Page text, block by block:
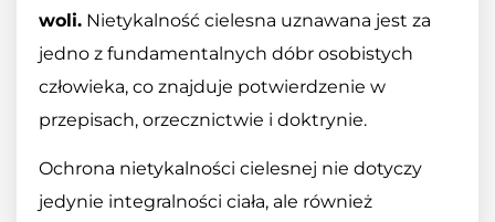
woli. Nietykalność cielesna uznawana jest za
jedno z fundamentalnych dóbr osobistych
człowieka, co znajduje potwierdzenie w
przepisach, orzecznictwie i doktrynie.
Ochrona nietykalności cielesnej nie dotyczy
jedynie integralności ciała, ale również